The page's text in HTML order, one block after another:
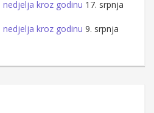
nedjelja kroz godinu 17. srpnja
nedjelja kroz godinu 9. srpnja